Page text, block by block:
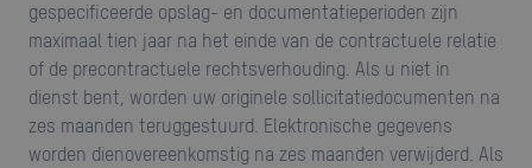
gespecificeerde opslag- en documentatieperioden zijn
maximaal tien jaar na het einde van de contractuele relatie
of de precontractuele rechtsverhouding. Als u niet in
dienst bent, worden uw originele sollicitatiedocumenten na
zes maanden teruggestuurd. Elektronische gegevens
worden dienovereenkomstig na zes maanden verwijderd. Als